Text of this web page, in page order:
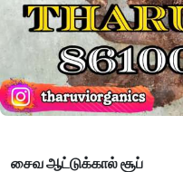
சைவ ஆட்டுக்கால் சூப்